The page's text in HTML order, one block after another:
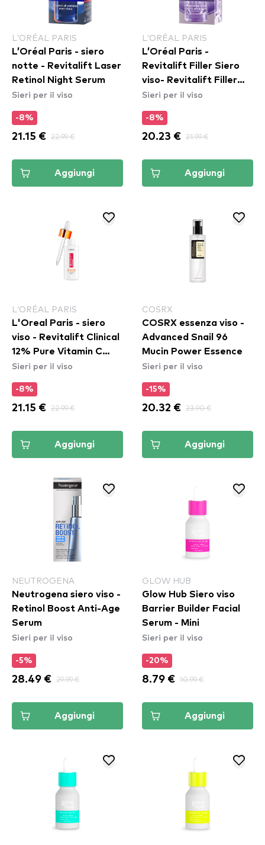
L’ORÉAL PARIS
L’Oréal Paris - siero
notte - Revitalift Laser
Retinol Night Serum
Sieri per il viso
-8%
21.15 € 22.99 €
Aggiungi
L’ORÉAL PARIS
L’Oréal Paris -
Revitalift Filler Siero
viso- Revitalift Filler
Serum
Sieri per il viso
-8%
20.23 € 21.99 €
Aggiungi
L’ORÉAL PARIS
L'Oreal Paris - siero
viso - Revitalift Clinical
12% Pure Vitamin C
Face Brightening
Sieri per il viso
-8%
21.15 € 22.99 €
Aggiungi
COSRX
COSRX essenza viso -
Advanced Snail 96
Mucin Power Essence
Sieri per il viso
-15%
20.32 € 23.90 €
Aggiungi
NEUTROGENA
Neutrogena siero viso -
Retinol Boost Anti-Age
Serum
Sieri per il viso
-5%
28.49 € 29.99 €
Aggiungi
GLOW HUB
Glow Hub Siero viso
Barrier Builder Facial
Serum - Mini
Sieri per il viso
-20%
8.79 € 10.99 €
Aggiungi